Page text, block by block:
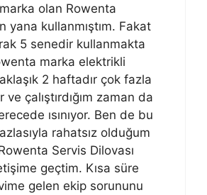
olan Rowenta
yana kullanmıştım. Fakat
5 senedir kullanmakta
marka elektrikli
2 haftadır çok fazla
ve çalıştırdığım zaman da
ısınıyor. Ben de bu
rahatsız olduğum
Servis Dilovası
geçtim. Kısa süre
gelen ekip sorununu